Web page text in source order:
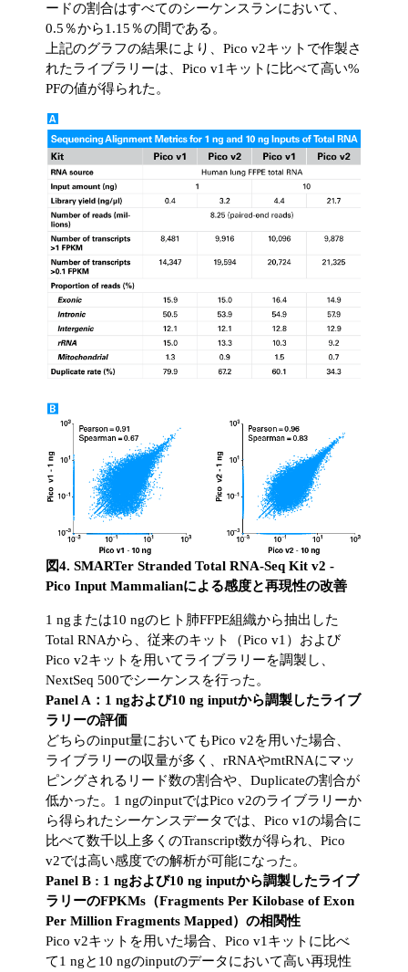
ードの割合はすべてのシーケンスランにおいて、
0.5％から1.15％の間である。
上記のグラフの結果により、Pico v2キットで作製さ
れたライブラリーは、Pico v1キットに比べて高い%
PFの値が得られた。
図4. SMARTer Stranded Total RNA-Seq Kit v2 -
Pico Input Mammalianによる感度と再現性の改善
1 ngまたは10 ngのヒト肺FFPE組織から抽出した
Total RNAから、従来のキット（Pico v1）および
Pico v2キットを用いてライブラリーを調製し、
NextSeq 500でシーケンスを行った。
Panel A：1 ngおよび10 ng inputから調製したライブ
ラリーの評価
どちらのinput量においてもPico v2を用いた場合、
ライブラリーの収量が多く、rRNAやmtRNAにマッ
ピングされるリード数の割合や、Duplicateの割合が
低かった。1 ngのinputではPico v2のライブラリーか
ら得られたシーケンスデータでは、Pico v1の場合に
比べて数千以上多くのTranscript数が得られ、Pico
v2では高い感度での解析が可能になった。
Panel B : 1 ngおよび10 ng inputから調製したライブ
ラリーのFPKMs（Fragments Per Kilobase of Exon
Per Million Fragments Mapped）の相関性
Pico v2キットを用いた場合、Pico v1キットに比べ
て1 ngと10 ngのinputのデータにおいて高い再現性